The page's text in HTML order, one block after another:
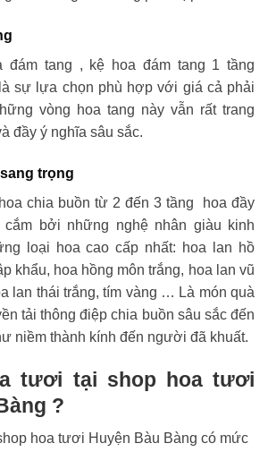
đám tang , kệ hoa đám tang 1 tầng
sự lựa chọn phù hợp với giá cả phải
vòng hoa tang này vẫn rất trang
đầy ý nghĩa sâu sắc.
trọng
chia buồn từ 2 đến 3 tầng hoa đầy
bởi những nghệ nhân giàu kinh
loại hoa cao cấp nhất: hoa lan hồ
khẩu, hoa hồng môn trắng, hoa lan vũ
lan thái trắng, tím vàng … Là món quà
tải thông điệp chia buồn sâu sắc đến
niềm thành kính đến người đã khuất.
tươi tại shop hoa tươi
?
hoa tươi Huyện Bàu Bàng có mức